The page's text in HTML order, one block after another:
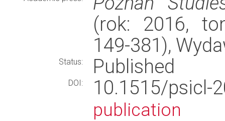
(rok: 2016,
149-381),
Status: Published
DOI: 10.1515/
publication